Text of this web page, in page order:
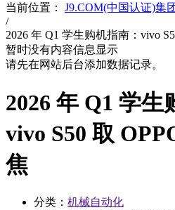
当前位置： J9.COM(中国认证)集
/
2026 年 Q1 学生购机指南：vivo
暂时没有内容信息显示
请先在网站后台添加数据记录。
2026 年 Q1 学生
vivo S50 取
焦
分类： 机械自动化